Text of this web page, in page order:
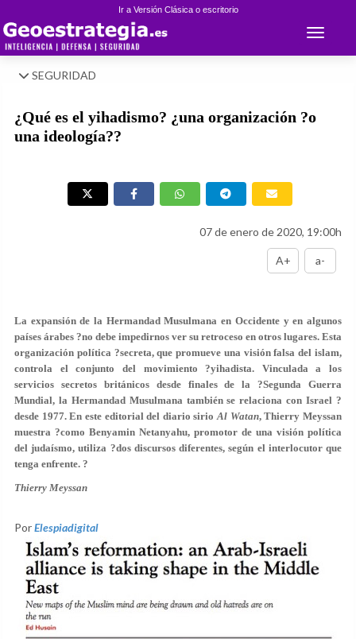
Ir a Versión Clásica o escritorio
Toggle
SEGURIDAD
¿Qué es el yihadismo? ¿una organización ?o
una ideología??
07 de enero de 2020, 19:00h
A+ a-
La expansión de la Hermandad Musulmana en Occidente y en algunos
países árabes ?no debe impedirnos ver su retroceso en otros lugares. Esta
organización política ?secreta, que promueve una visión falsa del islam,
controla el conjunto del movimiento ?yihadista. Vinculada a los
servicios secretos británicos desde finales de la ?Segunda Guerra
Mundial, la Hermandad Musulmana también se relaciona con Israel ?
desde 1977. En este editorial del diario sirioAl Watan, Thierry Meyssan
muestra ?como Benyamin Netanyahu, promotor de una visión política
del judaísmo, utiliza ?dos discursos diferentes, según el interlocutor que
tenga enfrente. ?
Thierry Meyssan
PorElespiadigital